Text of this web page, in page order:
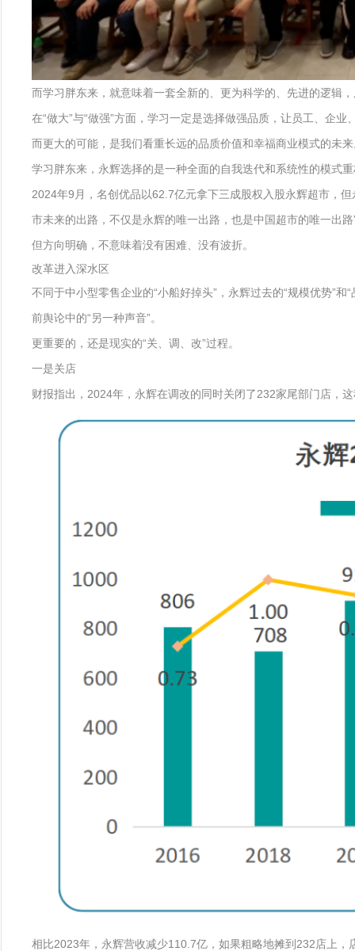
而学习胖东来，就意味着一套全新的、更为科学的、先进的逻辑
在“做大”与“做强”方面，学习一定是选择做强品质，让员工、企
而更大的可能，是我们看重长远的品质价值和幸福商业模式的未
学习胖东来，永辉选择的是一种全面的自我迭代和系统性的模式
2024年9月，名创优品以62.7亿元拿下三成股权入股永辉超市，
市未来的出路，不仅是永辉的唯一出路，也是中国超市的唯一出
但方向明确，不意味着没有困难、没有波折。
改革进入深水区
不同于中小型零售企业的“小船好掉头”，永辉过去的“规模优势”
前舆论中的“另一种声音”。
更重要的，还是现实的“关、调、改”过程。
一是关店
财报指出，2024年，永辉在调改的同时关闭了232家尾部门店，
相比2023年，永辉营收减少110.7亿，如果粗略地摊到232店上